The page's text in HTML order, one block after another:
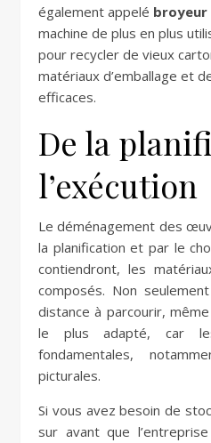
également appelé
machine de plus en plus
pour recycler de vieux
matériaux d’emballage et
efficaces.
De la
l’exécution
Le déménagement des
la planification et par le
contiendront, les
composés. Non
distance à parcourir,
le plus adapté, car
fondamentales,
picturales.
Si vous avez besoin de
sur avant que